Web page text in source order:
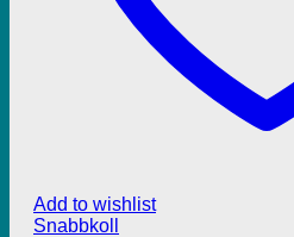
Add to wishlist
Snabbkoll